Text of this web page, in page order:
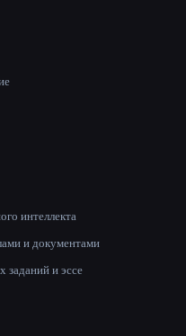
интеллекта
и документами
и эссе